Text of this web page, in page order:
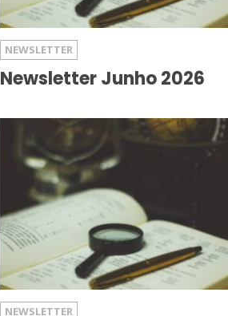
NEWSLETTER
Newsletter Junho 2026
NEWSLETTER